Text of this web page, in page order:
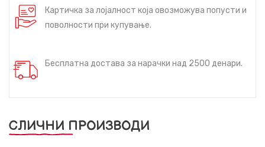
Картичка за лојалност која овозможува попусти и
поволности при купување.
Бесплатна достава за нарачки над 2500 денари.
СЛИЧНИ ПРОИЗВОДИ